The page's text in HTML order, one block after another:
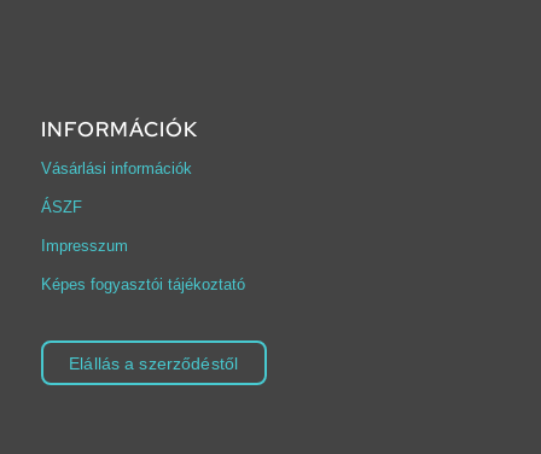
INFORMÁCIÓK
Vásárlási információk
ÁSZF
Impresszum
Képes fogyasztói tájékoztató
Elállás a szerződéstől